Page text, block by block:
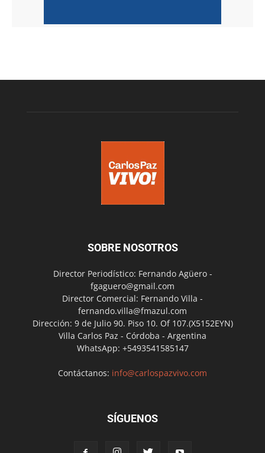
SOBRE NOSOTROS
Director Periodístico: Fernando Agüero -
fgaguero@gmail.com
Director Comercial: Fernando Villa -
fernando.villa@fmazul.com
Dirección: 9 de Julio 90. Piso 10. Of 107.(X5152EYN)
Villa Carlos Paz - Córdoba - Argentina
WhatsApp: +5493541585147
Contáctanos: info@carlospazvivo.com
SÍGUENOS